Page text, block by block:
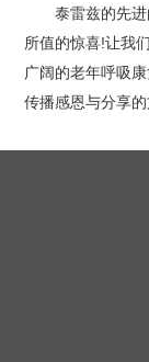
泰雷兹的先进
所值的惊喜!让我
广阔的老年呼吸
传播感恩与分享